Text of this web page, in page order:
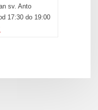
sv. Anto
17:30 do 19:00